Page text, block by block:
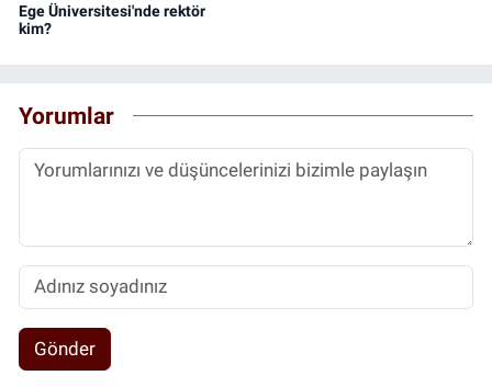
Ege Üniversitesi'nde rektör
kim?
Yorumlar
Gönder